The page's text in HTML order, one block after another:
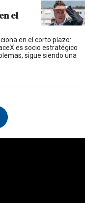
el
en el corto plazo:
es socio estratégico
sigue siendo una